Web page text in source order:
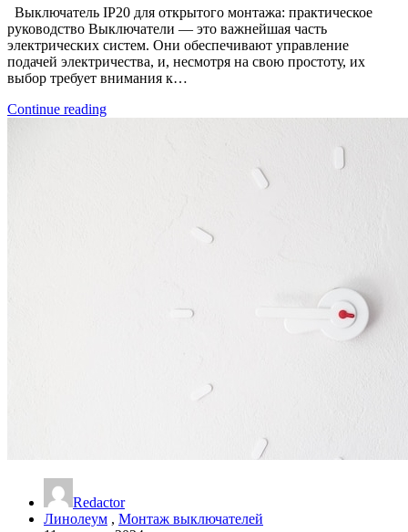
Выключатель IP20 для открытого монтажа: практическое
руководство Выключатели — это важнейшая часть
электрических систем. Они обеспечивают управление
подачей электричества, и, несмотря на свою простоту, их
выбор требует внимания к…
Continue reading
Redactor
Линолеум , Монтаж выключателей